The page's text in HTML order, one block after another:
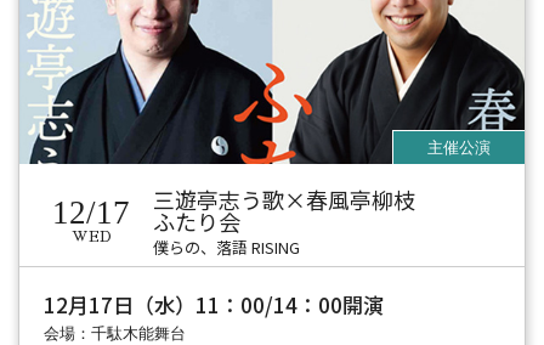
12/17
WED
三遊亭志う歌×春風亭柳枝
ふたり会
僕らの、落語 RISING
12月17日（水）11：00/14：00開演
会場：千駄木能舞台